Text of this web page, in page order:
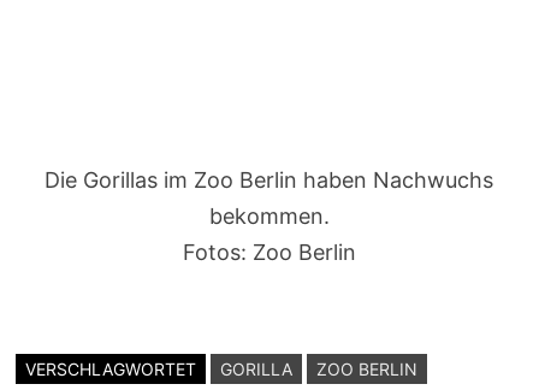
Die Gorillas im Zoo Berlin haben Nachwuchs
bekommen.
Fotos: Zoo Berlin
VERSCHLAGWORTET GORILLA ZOO BERLIN